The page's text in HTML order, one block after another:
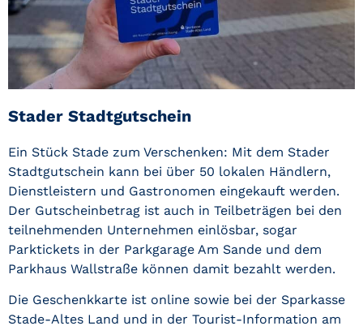
Stader Stadtgutschein
Ein Stück Stade zum Verschenken: Mit dem Stader
Stadtgutschein kann bei über 50 lokalen Händlern,
Dienstleistern und Gastronomen eingekauft werden.
Der Gutscheinbetrag ist auch in Teilbeträgen bei den
teilnehmenden Unternehmen einlösbar, sogar
Parktickets in der Parkgarage Am Sande und dem
Parkhaus Wallstraße können damit bezahlt werden.
Die Geschenkkarte ist online sowie bei der Sparkasse
Stade-Altes Land und in der Tourist-Information am